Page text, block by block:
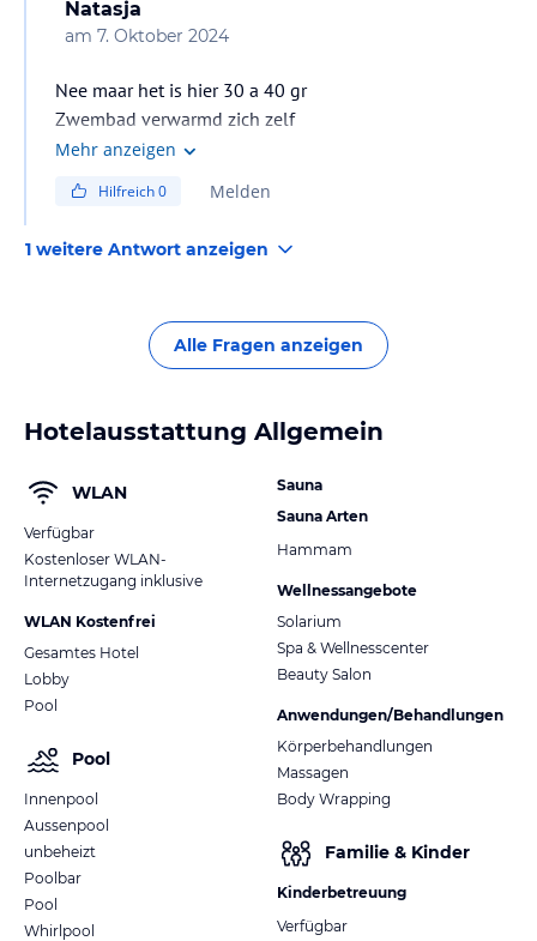
Natasja
am 7. Oktober 2024
Nee maar het is hier 30 a 40 gr
Zwembad verwarmd zich zelf
Mehr anzeigen
Hilfreich0 Melden
1 weitere Antwort anzeigen
Alle Fragen anzeigen
Hotelausstattung Allgemein
WLAN
Verfügbar
Kostenloser WLAN-
Internetzugang inklusive
WLAN Kostenfrei
Gesamtes Hotel
Lobby
Pool
Pool
Innenpool
Aussenpool
unbeheizt
Poolbar
Pool
Whirlpool
Sauna
Sauna Arten
Hammam
Wellnessangebote
Solarium
Spa & Wellnesscenter
Beauty Salon
Anwendungen/Behandlungen
Körperbehandlungen
Massagen
Body Wrapping
Familie & Kinder
Kinderbetreuung
Verfügbar